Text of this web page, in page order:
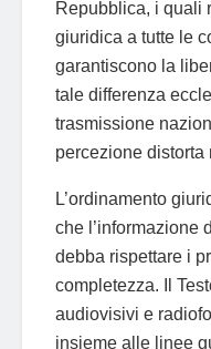
Repubblica, i quali
giuridica a tutte le
garantiscono la
tale differenza
trasmissione
percezione
L’ordinamento
che l’informazione
debba rispettare i
completezza. Il
audiovisivi e
insieme alle linee